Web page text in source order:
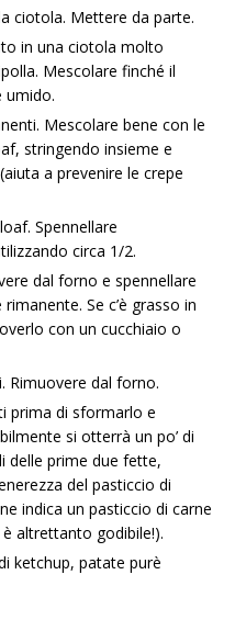
ciotola. Mettere da parte.
in una ciotola molto
Mescolare finché il
umido.
Mescolare bene con le
stringendo insieme e
a prevenire le crepe
Spennellare
circa 1/2.
dal forno e spennellare
Se c’è grasso in
con un cucchiaio o
Rimuovere dal forno.
prima di sformarlo e
si otterrà un po’ di
delle prime due fette,
del pasticcio di
indica un pasticcio di carne
altrettanto godibile!).
ketchup, patate purè